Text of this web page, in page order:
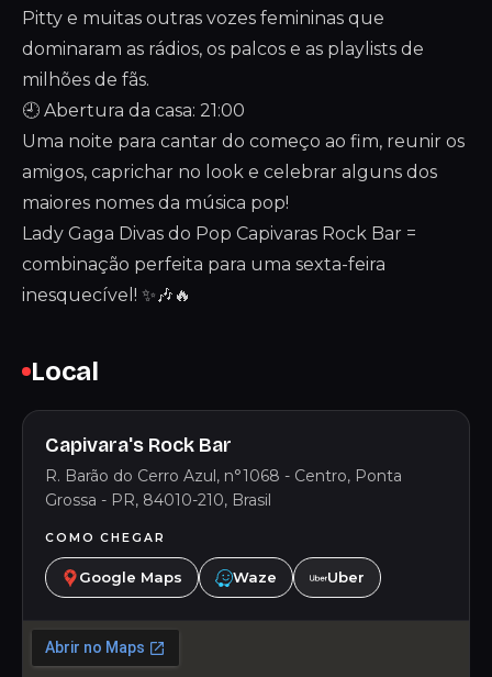
Pitty e muitas outras vozes femininas que
dominaram as rádios, os palcos e as playlists de
milhões de fãs.
🕘 Abertura da casa: 21:00
Uma noite para cantar do começo ao fim, reunir os
amigos, caprichar no look e celebrar alguns dos
maiores nomes da música pop!
Lady Gaga Divas do Pop Capivaras Rock Bar =
combinação perfeita para uma sexta-feira
inesquecível! ✨🎶🔥
Local
Capivara's Rock Bar
R. Barão do Cerro Azul, n°1068 - Centro, Ponta
Grossa - PR, 84010-210, Brasil
COMO CHEGAR
Google Maps Waze Uber